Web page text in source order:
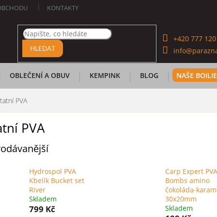
KONTAKTY
HLEDAT
+420 777
OBLEČENÍ A OBUV KEMPINK BLOG NAŠE
PVA
PVA
Hydrospol PVA
Kbelík Bucket set
River
Skladem
799 Kč
Carp Expert PVA
Bombs amino
čokoláda-
30x20mm
Skladem